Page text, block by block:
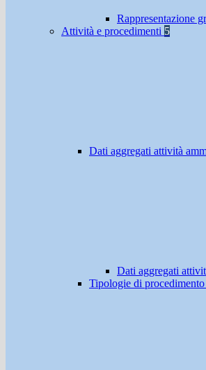
Rappresentazione
Attività e procedimenti 5
Dati aggregati attività
Dati aggregati
Tipologie di procedimento